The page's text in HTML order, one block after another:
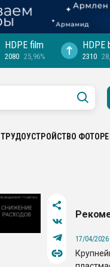
HDPE film
2080 25,96%
HDPE
2310
ТРУДОУСТРОЙСТВО
17/04/2026